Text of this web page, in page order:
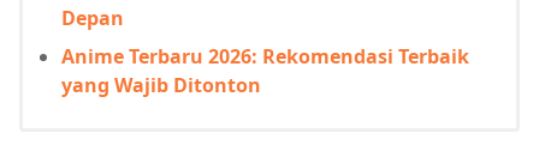
Depan
Anime Terbaru 2026: Rekomendasi Terbaik
yang Wajib Ditonton